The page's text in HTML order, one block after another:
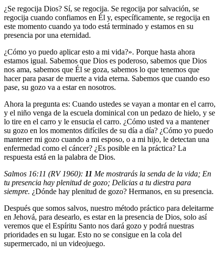
¿Se regocija Dios? Sí, se regocija. Se regocija por salvación, se
regocija cuando confiamos en Él y, específicamente, se regocija en
este momento cuando ya todo está terminado y estamos en su
presencia por una eternidad.
¿Cómo yo puedo aplicar esto a mi vida?». Porque hasta ahora
estamos igual. Sabemos que Dios es poderoso, sabemos que Dios
nos ama, sabemos que Él se goza, sabemos lo que tenemos que
hacer para pasar de muerte a vida eterna. Sabemos que cuando eso
pase, su gozo va a estar en nosotros.
Ahora la pregunta es: Cuando ustedes se vayan a montar en el carro,
y el niño venga de la escuela dominical con un pedazo de hielo, y se
lo tire en el carro y le ensucia el carro. ¿Cómo usted va a mantener
su gozo en los momentos difíciles de su día a día? ¿Cómo yo puedo
mantener mi gozo cuando a mi esposo, o a mi hijo, le detectan una
enfermedad como el cáncer? ¿Es posible en la práctica? La
respuesta está en la palabra de Dios.
Salmos 16:11 (RV 1960): 11 Me mostrarás la senda de la vida; En
tu presencia hay plenitud de gozo; Delicias a tu diestra para
siempre. ¿Dónde hay plenitud de gozo? Hermanos, en su presencia.
Después que somos salvos, nuestro método práctico para deleitarme
en Jehová, para desearlo, es estar en la presencia de Dios, solo así
veremos que el Espíritu Santo nos dará gozo y podrá nuestras
prioridades en su lugar. Esto no se consigue en la cola del
supermercado, ni un videojuego.